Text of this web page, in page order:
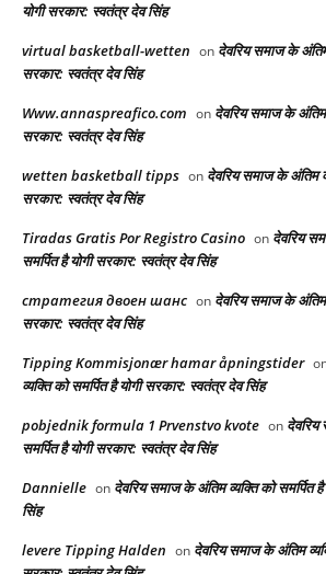
योगी सरकार: स्वतंत्र देव सिंह
virtual basketball-wetten on देवरिय समाज के अंतिम
सरकार: स्वतंत्र देव सिंह
Www.annaspreafico.com on देवरिय समाज के अंतिम
सरकार: स्वतंत्र देव सिंह
wetten basketball tipps on देवरिय समाज के अंतिम
सरकार: स्वतंत्र देव सिंह
Tiradas Gratis Por Registro Casino on देवरिय
समर्पित है योगी सरकार: स्वतंत्र देव सिंह
стратегия двоен шанс on देवरिय समाज के अंतिम
सरकार: स्वतंत्र देव सिंह
Tipping Kommisjonær hamar åpningstider
व्यक्ति को समर्पित है योगी सरकार: स्वतंत्र देव सिंह
pobjednik formula 1 Prvenstvo kvote on देवरिय
समर्पित है योगी सरकार: स्वतंत्र देव सिंह
Dannielle on देवरिय समाज के अंतिम व्यक्ति को समर्पित
सिंह
levere Tipping Halden on देवरिय समाज के अंतिम